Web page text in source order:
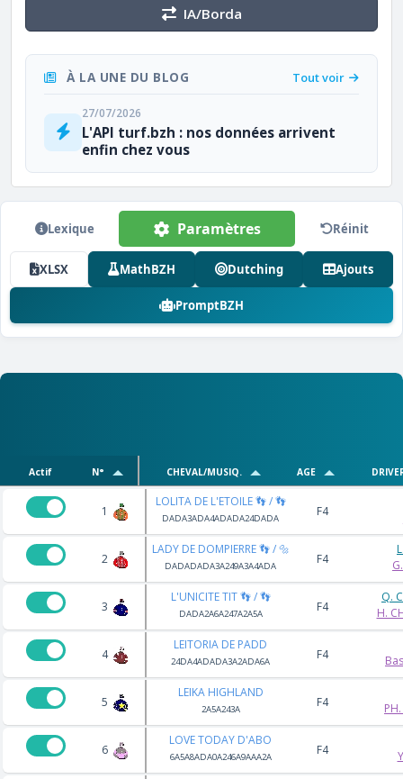
IA/Borda
À LA UNE DU BLOG Tout voir
27/07/2026
L'API turf.bzh : nos données arrivent
enfin chez vous
Lexique Paramètres Réinit
XLSX MathBZH Dutching Ajouts
PromptBZH
Actif N° CHEVAL/MUSIQ. AGE
1
LOLITA DE L'ETOILE 👣 / 👣
DADA3ADA4ADADA24DADA F4
2
LADY DE DOMPIERRE 👣 / 🔩
DADADADA3A249A3A4ADA F4
3
L'UNICITE TIT 👣 / 👣
DADA2A6A247A2A5A F4
Q.
H.
4
LEITORIA DE PADD
24DA4ADADA3A2ADA6A F4
5
LEIKA HIGHLAND
2A5A243A F4
6
LOVE TODAY D'ABO
6A5A8ADA0A246A9AAA2A F4